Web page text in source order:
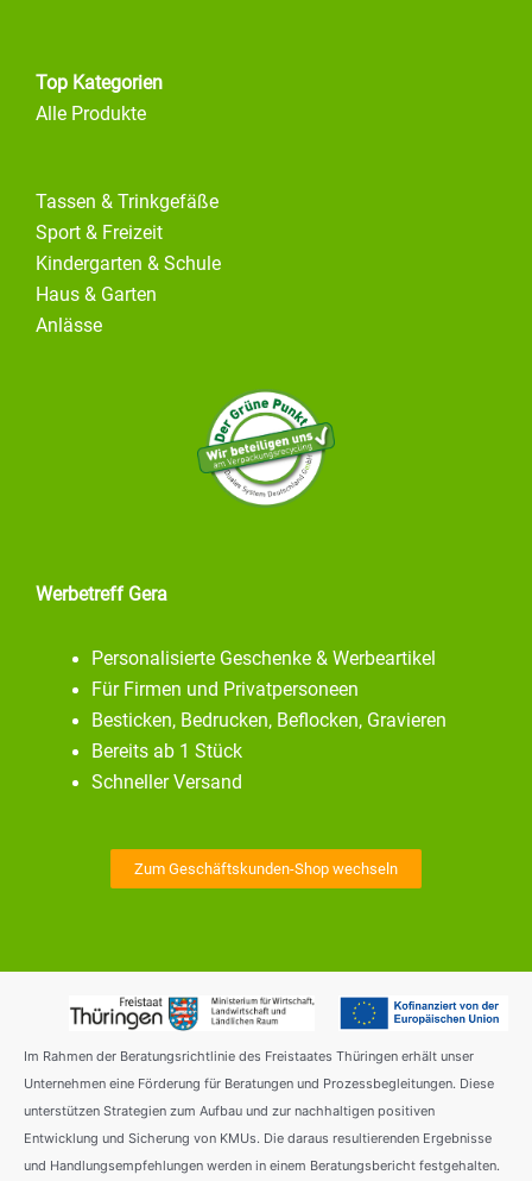
Top Kategorien
Alle Produkte
Tassen & Trinkgefäße
Sport & Freizeit
Kindergarten & Schule
Haus & Garten
Anlässe
Werbetreff Gera
Personalisierte Geschenke & Werbeartikel
Für Firmen und Privatpersoneen
Besticken, Bedrucken, Beflocken, Gravieren
Bereits ab 1 Stück
Schneller Versand
Zum Geschäftskunden-Shop wechseln
Im Rahmen der Beratungsrichtlinie des Freistaates Thüringen erhält unser
Unternehmen eine Förderung für Beratungen und Prozessbegleitungen. Diese
unterstützen Strategien zum Aufbau und zur nachhaltigen positiven
Entwicklung und Sicherung von KMUs. Die daraus resultierenden Ergebnisse
und Handlungsempfehlungen werden in einem Beratungsbericht festgehalten.